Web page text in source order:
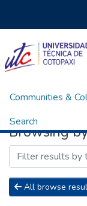
Communities &
Search
Home Browse
Browsing
All browse